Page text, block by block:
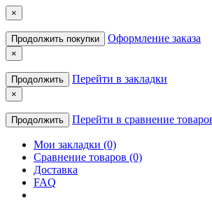
×
Продолжить покупки Оформление заказа
×
Продолжить Перейти в закладки
×
Продолжить Перейти в сравнение
Мои закладки (0)
Сравнение товаров (0)
Доставка
FAQ